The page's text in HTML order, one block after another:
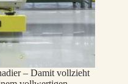
– Damit vollzieht